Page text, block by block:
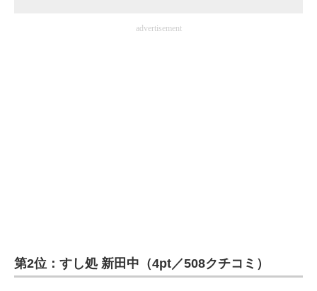
advertisement
第2位：すし処 新田中（4pt／508クチコミ）